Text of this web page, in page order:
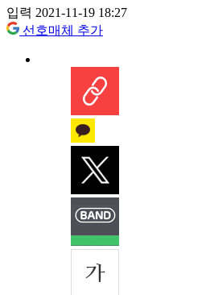
입력 2021-11-19 18:27
선호매체 추가